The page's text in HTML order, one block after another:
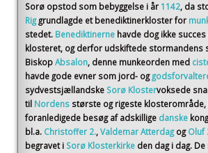
Sorø opstod som bebyggelse i år 1142, da
Rig grundlagde et benediktinerkloster for
stedet. Benediktinerne havde dog ikke
klosteret, og derfor udskiftede stormandens
BiskopAbsalon, denne munkeorden med
havde gode evner som jord- og
sydvestsjællandske Sorø Klostervoksede
til Nordens største og rigeste klosterområde,
foranledigede besøg af adskillige danske
bl.a. Christoffer 2.,Valdemar Atterdag og Oluf
begravet i Sorø Klosterkirke den dag i dag. De